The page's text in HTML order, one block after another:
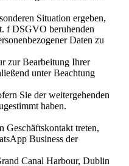
Situation ergeben,
f DSGVO beruhenden
Daten zu
zur Bearbeitung Ihrer
unter Beachtung
Sie der weitergehenden
haben.
Geschäftskontakt treten,
Business der
Canal Harbour, Dublin